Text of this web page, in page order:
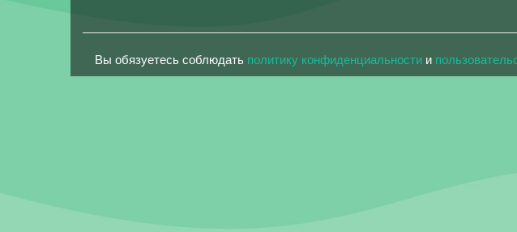
Вы обязуетесь соблюдать политику конфиденциальности и